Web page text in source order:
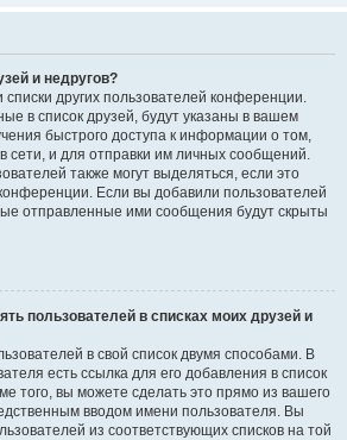
и недругов?
других пользователей конференции.
в список друзей, будут указаны в вашем
быстрого доступа к информации о том,
сети, и для отправки им личных сообщений.
также могут выделяться, если это
Если вы добавили пользователей
отправленные ими сообщения будут скрыты
пользователей в списках моих друзей и
в свой список двумя способами. В
есть ссылка для его добавления в список
того, вы можете сделать это прямо из вашего
вводом имени пользователя. Вы
из соответствующих списков на той